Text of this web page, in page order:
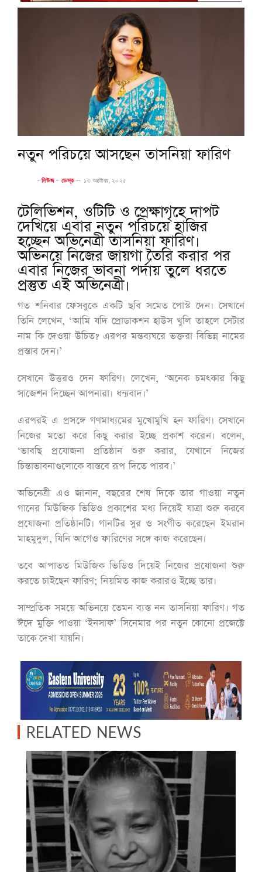
নতুন পরিচয়ে আসছেন তাসনিয়া ফারিণ
-নিউজ - ডেস্ক -- ১৩ অক্টোবর, ২০২৫
টেলিভিশন, ওটিটি ও প্রেক্ষাগৃহে দাপট
দেখিয়ে এবার নতুন পরিচয়ে হাজির
হচ্ছেন অভিনেত্রী তাসনিয়া ফারিণ।
অভিনয়ে নিজের জায়গা তৈরি করার পর
এবার নিজের ভাবনা পর্দায় তুলে ধরতে
প্রস্তুত এই অভিনেত্রী।
গত শনিবার ফেসবুকে একটি ছবি সমেত পোস্ট দেন। সেখানে
তিনি লেখেন, ‘আমি যদি প্রোডাকশন হাউস খুলি তাহলে সেটার
নাম কি দেওয়া উচিত? এরপর মন্তব্যঘরে ভক্তরা বিভিন্ন নামের
প্রস্তাব দেন।’
সেখানে উত্তরও দেন ফারিণ। লেখেন, ‘অনেক চমৎকার কিছু
সাজেশন দিচ্ছেন আপনারা। ধন‍্যবাদ।’
এরপরই এ প্রসঙ্গে গণমাধ্যমের মুখোমুখি হন ফারিণ। সেখানে
নিজের মতো করে কিছু করার ইচ্ছে প্রকাশ করেন। বলেন,
‘ভাবছি প্রযোজনা প্রতিষ্ঠান শুরু করার, যেখানে নিজের
চিন্তাভাবনাগুলোকে বাস্তবে রূপ দিতে পারব।’
অভিনেত্রী এও জানান, বছরের শেষ দিকে তার গাওয়া নতুন
গানের মিউজিক ভিডিও প্রকাশের মধ্য দিয়েই যাত্রা শুরু করবে
প্রযোজনা প্রতিষ্ঠানটি। গানটির সুর ও সংগীত করেছেন ইমরান
মাহমুদুল, যিনি আগেও ফারিণের সঙ্গে কাজ করেছেন।
তবে আপাতত মিউজিক ভিডিও দিয়েই নিজের প্রযোজনা শুরু
করতে চাইছেন ফারিণ; নিয়মিত কাজ করারও ইচ্ছে তার।
সাম্প্রতিক সময়ে অভিনয়ে তেমন ব্যস্ত নন তাসনিয়া ফারিণ। গত
ঈদে মুক্তি পাওয়া ‘ইনসাফ’ সিনেমার পর নতুন কোনো প্রজেক্টে
তাকে দেখা যায়নি।
RELATED NEWS